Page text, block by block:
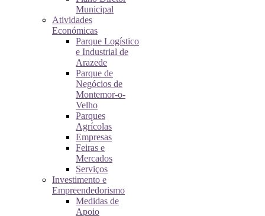
Municipal
Atividades
Económicas
Parque Logístico
e Industrial de
Arazede
Parque de
Negócios de
Montemor-o-
Velho
Parques
Agrícolas
Empresas
Feiras e
Mercados
Serviços
Investimento e
Empreendedorismo
Medidas de
Apoio